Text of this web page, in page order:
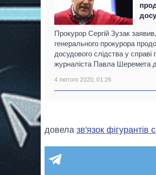
Прокурор Сергій Зузак
генерального прокурора
досудового слідства у справі
журналіста Павла Шеремета
4 лютого 2020, 01:26
довела зв'язок